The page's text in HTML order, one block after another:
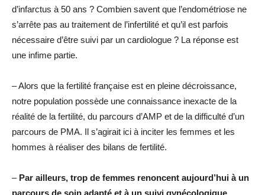
d’infarctus à 50 ans ? Combien savent que l’endométriose ne
s’arrête pas au traitement de l’infertilité et qu’il est parfois
nécessaire d’être suivi par un cardiologue ? La réponse est
une infime partie.
– Alors que la fertilité française est en pleine décroissance,
notre population possède une connaissance inexacte de la
réalité de la fertilité, du parcours d’AMP et de la difficulté d’un
parcours de PMA. Il s’agirait ici à inciter les femmes et les
hommes à réaliser des bilans de fertilité.
– Par ailleurs, trop de femmes renoncent aujourd’hui à un